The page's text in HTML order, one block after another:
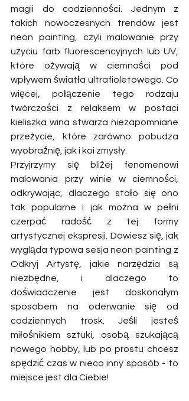
magii do codzienności. Jednym z
takich nowoczesnych trendów jest
neon painting, czyli malowanie przy
użyciu farb fluorescencyjnych lub UV,
które ożywają w ciemności pod
wpływem światła ultrafioletowego. Co
więcej, połączenie tego rodzaju
twórczości z relaksem w postaci
kieliszka wina stwarza niezapomniane
przeżycie, które zarówno pobudza
wyobraźnię, jak i koi zmysły.
Przyjrzymy się bliżej fenomenowi
malowania przy winie w ciemności,
odkrywając, dlaczego stało się ono
tak popularne i jak można w pełni
czerpać radość z tej formy
artystycznej ekspresji. Dowiesz się, jak
wygląda typowa sesja neon painting z
Odkryj Artystę, jakie narzędzia są
niezbędne, i dlaczego to
doświadczenie jest doskonałym
sposobem na oderwanie się od
codziennych trosk. Jeśli jesteś
miłośnikiem sztuki, osobą szukającą
nowego hobby, lub po prostu chcesz
spędzić czas w nieco inny sposób - to
miejsce jest dla Ciebie!